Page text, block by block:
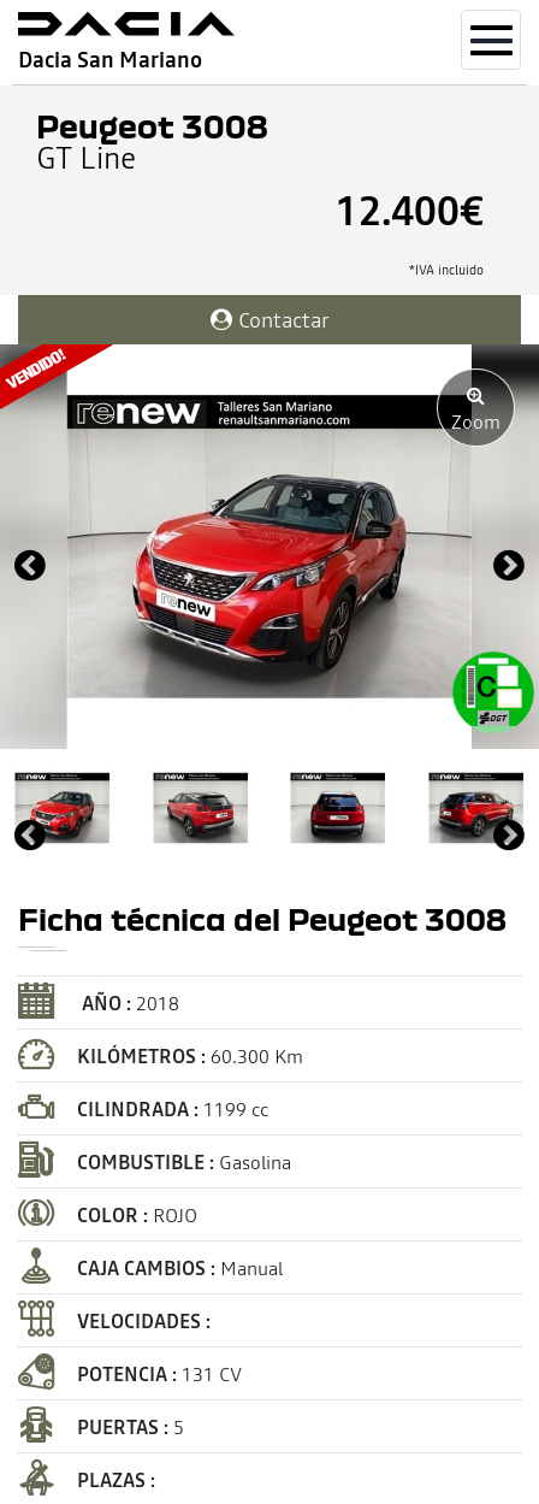
Dacia San Mariano
Peugeot 3008
GT Line
12.400€
*IVA incluido
Contactar
Zoom
Ficha técnica del Peugeot 3008
AÑO : 2018
KILÓMETROS :60.300 Km
CILINDRADA : 1199 cc
COMBUSTIBLE : Gasolina
COLOR : ROJO
CAJA CAMBIOS : Manual
VELOCIDADES :
POTENCIA : 131 CV
PUERTAS : 5
PLAZAS :